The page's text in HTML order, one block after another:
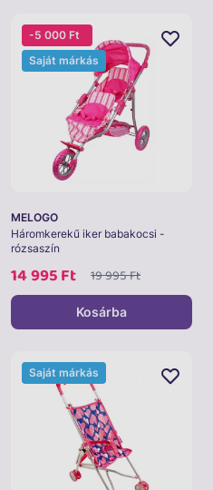
MELOGO
Háromkerekű iker babakocsi -
rózsaszín
14 995 Ft 19 995 Ft
-5 000 Ft
Saját márkás
Kosárba
Saját márkás